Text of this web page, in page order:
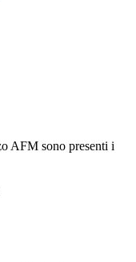
AFM sono presenti i